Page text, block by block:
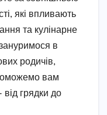
які впливають
та кулінарне
в
родичів,
вам
від грядки до